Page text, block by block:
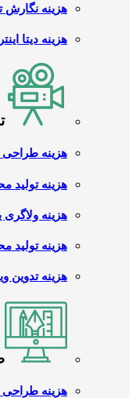
هزینه نگارش
هزینه دیتا
هزینه
هزینه تولید
هزینه ولاگری
هزینه تولید
هزینه تدوین
هزینه طراحی